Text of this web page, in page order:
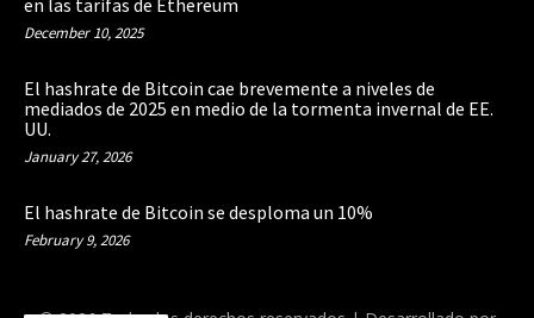
en las tarifas de Ethereum
December 10, 2025
El hashrate de Bitcoin cae brevemente a niveles de
mediados de 2025 en medio de la tormenta invernal de EE.
UU.
January 27, 2026
El hashrate de Bitcoin se desploma un 10%
February 9, 2026